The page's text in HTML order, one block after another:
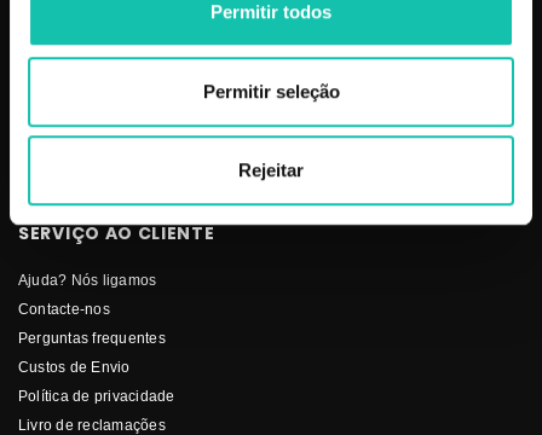
Permitir todos
Permitir seleção
Rejeitar
Pestanas
Unhas
SERVIÇO AO CLIENTE
Ajuda? Nós ligamos
Contacte-nos
Perguntas frequentes
Custos de Envio
Política de privacidade
Livro de reclamações